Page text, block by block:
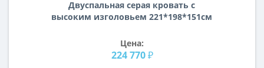
Двуспальная серая кровать с
высоким изголовьем 221*198*151см
Цена:
224 770 ₽